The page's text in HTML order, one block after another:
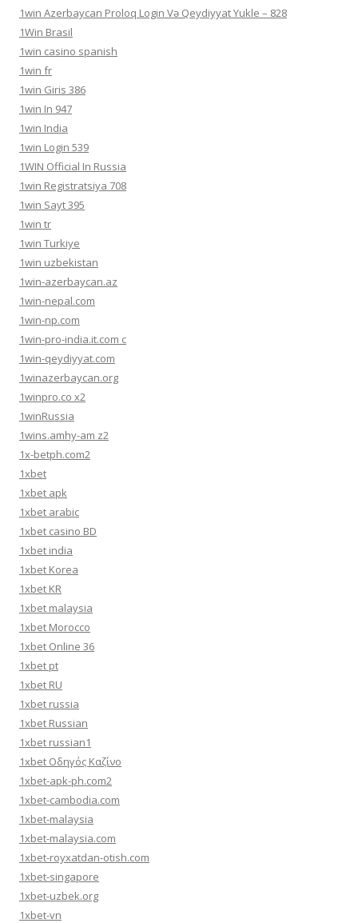
1win Azerbaycan Proloq Login Və Qeydiyyat Yukle – 828
1Win Brasil
1win casino spanish
1win fr
1win Giris 386
1win In 947
1win India
1win Login 539
1WIN Official In Russia
1win Registratsiya 708
1win Sayt 395
1win tr
1win Turkiye
1win uzbekistan
1win-azerbaycan.az
1win-nepal.com
1win-np.com
1win-pro-india.it.com c
1win-qeydiyyat.com
1winazerbaycan.org
1winpro.co x2
1winRussia
1wins.amhy-am z2
1x-betph.com2
1xbet
1xbet apk
1xbet arabic
1xbet casino BD
1xbet india
1xbet Korea
1xbet KR
1xbet malaysia
1xbet Morocco
1xbet Online 36
1xbet pt
1xbet RU
1xbet russia
1xbet Russian
1xbet russian1
1xbet Οδηγός Καζίνο
1xbet-apk-ph.com2
1xbet-cambodia.com
1xbet-malaysia
1xbet-malaysia.com
1xbet-royxatdan-otish.com
1xbet-singapore
1xbet-uzbek.org
1xbet-vn